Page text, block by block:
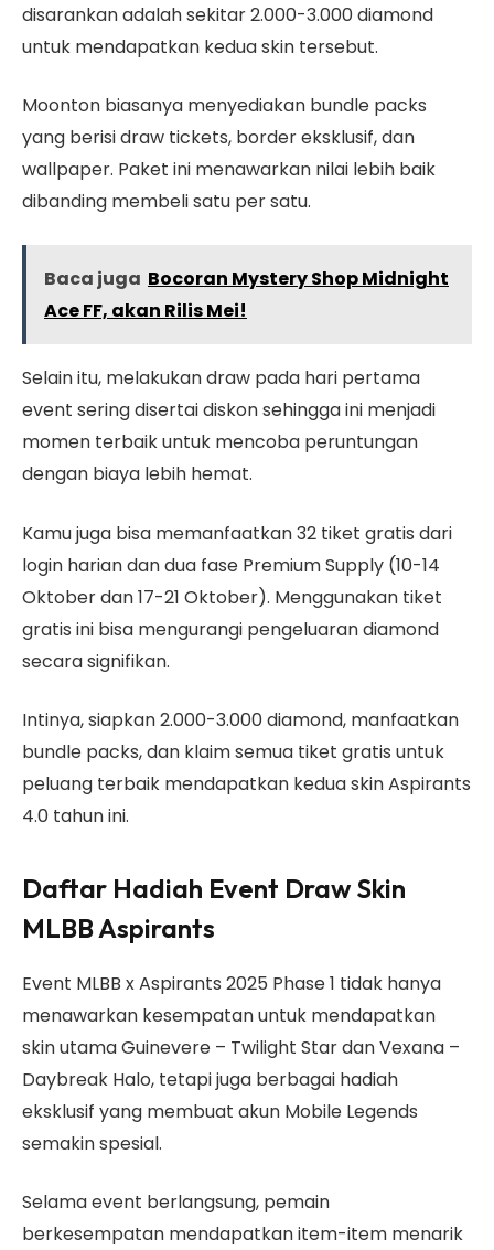
disarankan adalah sekitar 2.000-3.000 diamond
untuk mendapatkan kedua skin tersebut.
Moonton biasanya menyediakan bundle packs
yang berisi draw tickets, border eksklusif, dan
wallpaper. Paket ini menawarkan nilai lebih baik
dibanding membeli satu per satu.
Baca juga Bocoran Mystery Shop Midnight
Ace FF, akan Rilis Mei!
Selain itu, melakukan draw pada hari pertama
event sering disertai diskon sehingga ini menjadi
momen terbaik untuk mencoba peruntungan
dengan biaya lebih hemat.
Kamu juga bisa memanfaatkan 32 tiket gratis dari
login harian dan dua fase Premium Supply (10-14
Oktober dan 17-21 Oktober). Menggunakan tiket
gratis ini bisa mengurangi pengeluaran diamond
secara signifikan.
Intinya, siapkan 2.000-3.000 diamond, manfaatkan
bundle packs, dan klaim semua tiket gratis untuk
peluang terbaik mendapatkan kedua skin Aspirants
4.0 tahun ini.
Daftar Hadiah Event Draw Skin
MLBB Aspirants
Event MLBB x Aspirants 2025 Phase 1 tidak hanya
menawarkan kesempatan untuk mendapatkan
skin utama Guinevere – Twilight Star dan Vexana –
Daybreak Halo, tetapi juga berbagai hadiah
eksklusif yang membuat akun Mobile Legends
semakin spesial.
Selama event berlangsung, pemain
berkesempatan mendapatkan item-item menarik